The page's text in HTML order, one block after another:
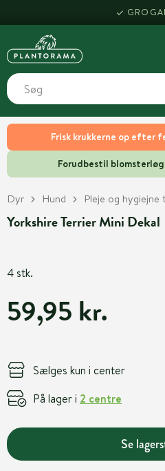
Frisk krukkerne op efter
Forudbestil
Dyr Hund Pleje og hygiejne
Yorkshire Terrier Mini Dekal
4 stk.
59,95 kr.
Sælges kun i center
På lager i 2 centre
Se